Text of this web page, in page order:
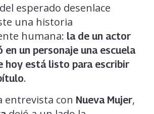
esperado desenlace
una historia
humana: la de un actor
en un personaje una escuela
hoy está listo para escribir
.
entrevista con Nueva Mujer,